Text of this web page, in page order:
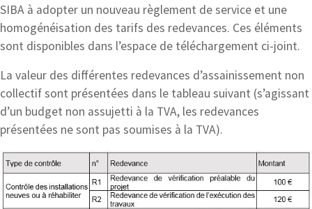
SIBA à adopter un nouveau règlement de service et une
homogénéisation des tarifs des redevances. Ces éléments
sont disponibles dans l’espace de téléchargement ci-joint.
La valeur des différentes redevances d’assainissement non
collectif sont présentées dans le tableau suivant (s’agissant
d’un budget non assujetti à la TVA, les redevances
présentées ne sont pas soumises à la TVA).